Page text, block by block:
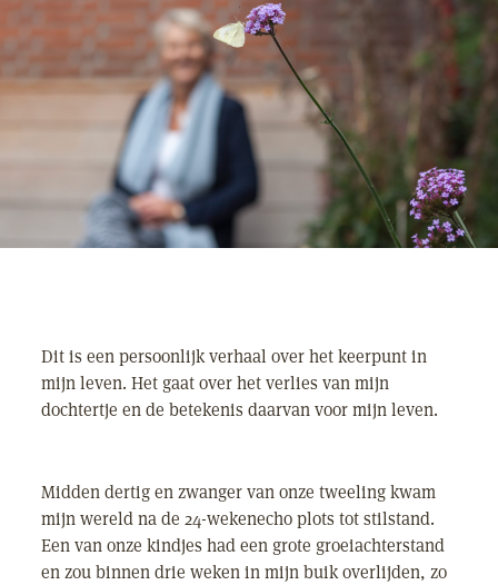
Dit is een persoonlijk verhaal over het keerpunt in
mijn leven. Het gaat over het verlies van mijn
dochtertje en de betekenis daarvan voor mijn leven.
Midden dertig en zwanger van onze tweeling kwam
mijn wereld na de 24-wekenecho plots tot stilstand.
Een van onze kindjes had een grote groeiachterstand
en zou binnen drie weken in mijn buik overlijden, zo